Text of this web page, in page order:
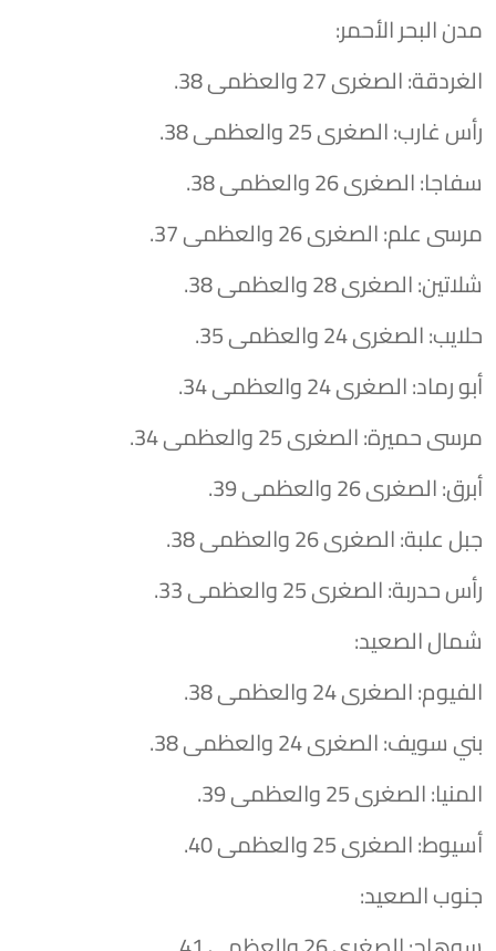
​مدن البحر الأحمر:
​الغردقة: الصغرى 27 والعظمى 38.
​رأس غارب: الصغرى 25 والعظمى 38.
​سفاجا: الصغرى 26 والعظمى 38.
​مرسى علم: الصغرى 26 والعظمى 37.
​شلاتين: الصغرى 28 والعظمى 38.
​حلايب: الصغرى 24 والعظمى 35.
​أبو رماد: الصغرى 24 والعظمى 34.
​مرسى حميرة: الصغرى 25 والعظمى 34.
​أبرق: الصغرى 26 والعظمى 39.
​جبل علبة: الصغرى 26 والعظمى 38.
​رأس حدربة: الصغرى 25 والعظمى 33.
​شمال الصعيد:
​الفيوم: الصغرى 24 والعظمى 38.
​بني سويف: الصغرى 24 والعظمى 38.
​المنيا: الصغرى 25 والعظمى 39.
​أسيوط: الصغرى 25 والعظمى 40.
​جنوب الصعيد: